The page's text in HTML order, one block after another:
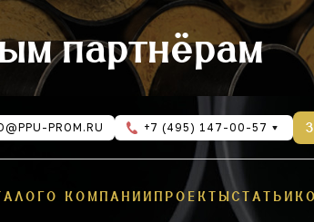
партнёрам
PROM.RU +7 (495) 147-00-57
О КОМПАНИИ ПРОЕКТЫСТАТЬИ